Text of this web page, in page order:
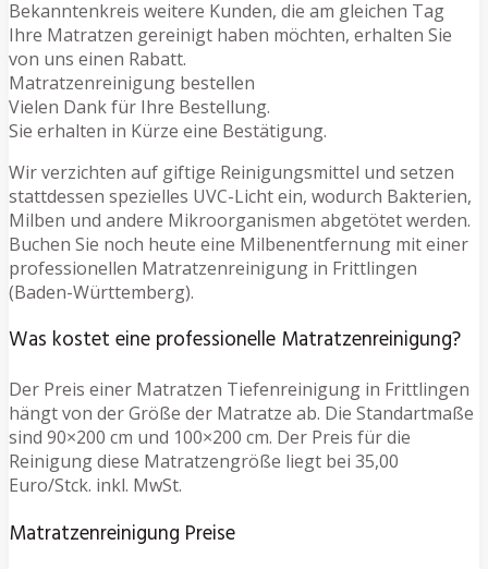
Bekanntenkreis weitere Kunden, die am gleichen Tag
Ihre Matratzen gereinigt haben möchten, erhalten Sie
von uns einen Rabatt.
Matratzenreinigung bestellen
Vielen Dank für Ihre Bestellung.
Sie erhalten in Kürze eine Bestätigung.
Wir verzichten auf giftige Reinigungsmittel und setzen
stattdessen spezielles UVC-Licht ein, wodurch Bakterien,
Milben und andere Mikroorganismen abgetötet werden.
Buchen Sie noch heute eine Milbenentfernung mit einer
professionellen Matratzenreinigung in Frittlingen
(Baden-Württemberg).
Was kostet eine professionelle Matratzenreinigung?
Der Preis einer Matratzen Tiefenreinigung in Frittlingen
hängt von der Größe der Matratze ab. Die Standartmaße
sind 90×200 cm und 100×200 cm. Der Preis für die
Reinigung diese Matratzengröße liegt bei 35,00
Euro/Stck. inkl. MwSt.
Matratzenreinigung Preise